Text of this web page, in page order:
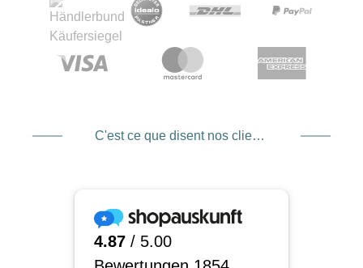
C'est ce que disent nos clients